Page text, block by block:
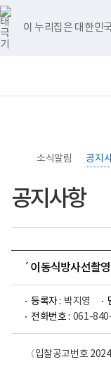
이 누리집은 대한민
너
비
767px
이
하
록
원
로
메
홈
>
소식알림
>
공지
공지사항
´ 이동식방사선촬
등록자 : 박지영
전화번호 : 061-
〈입찰공고번호